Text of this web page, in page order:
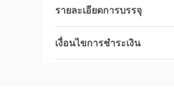
รายละเอียดการบรรจุ
เงื่อนไขการชำระเงิน